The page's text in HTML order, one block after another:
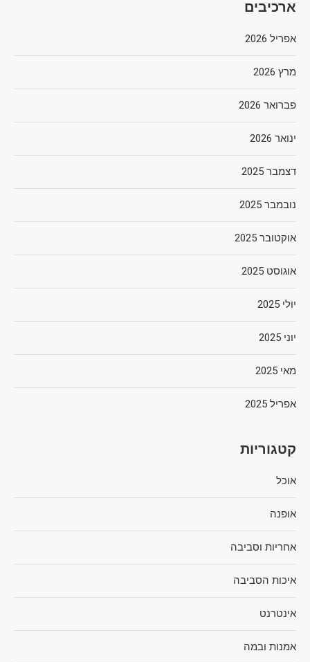
ארכיבים
אפריל 2026
מרץ 2026
פברואר 2026
ינואר 2026
דצמבר 2025
נובמבר 2025
אוקטובר 2025
אוגוסט 2025
יולי 2025
יוני 2025
מאי 2025
אפריל 2025
קטגוריות
אוכל
אופנה
אחריות וסביבה
איכות הסביבה
אינטרנט
אמנות ובמה